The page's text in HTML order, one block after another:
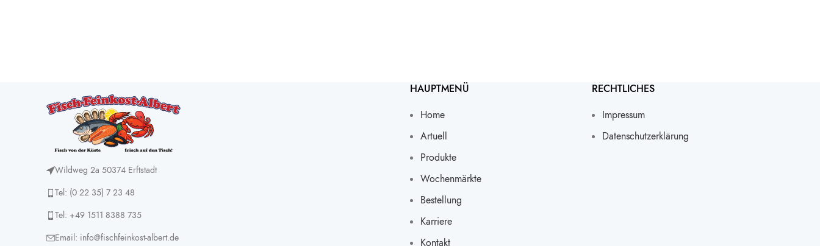
Wildweg 2a 50374 Erftstadt
Tel: (0 22 35) 7 23 48
Tel: +49 1511 8388 735
Email: info@fischfeinkost-albert.de
HAUPTMENÜ
Home
Artuell
Produkte
Wochenmärkte
Bestellung
Karriere
Kontakt
RECHTLICHES
Impressum
Datenschutz­erklärung